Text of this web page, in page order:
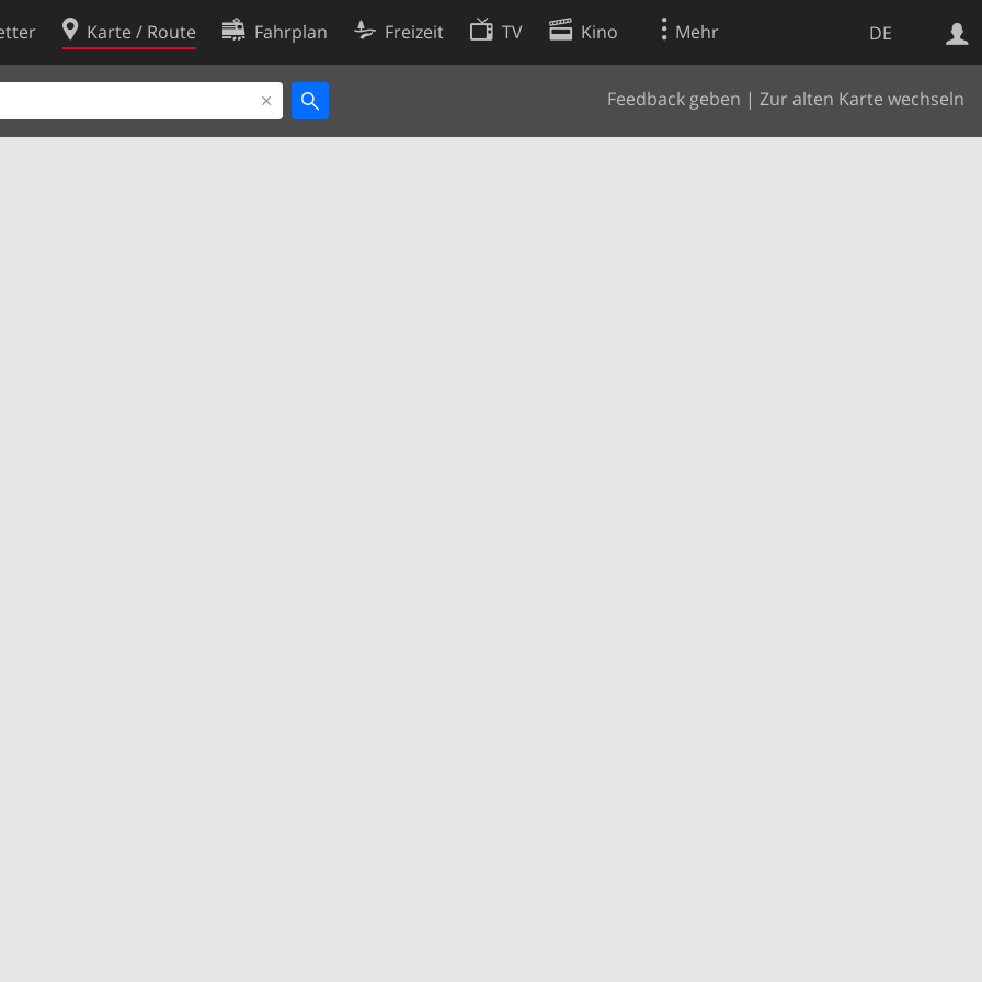
DE
Karte / Route Fahrplan Freizeit TV Kino Mehr
Feedback geben | Zur alten Karte wechseln
Websuche
Cookie-Richtlinie
Cookie-Einstellungen